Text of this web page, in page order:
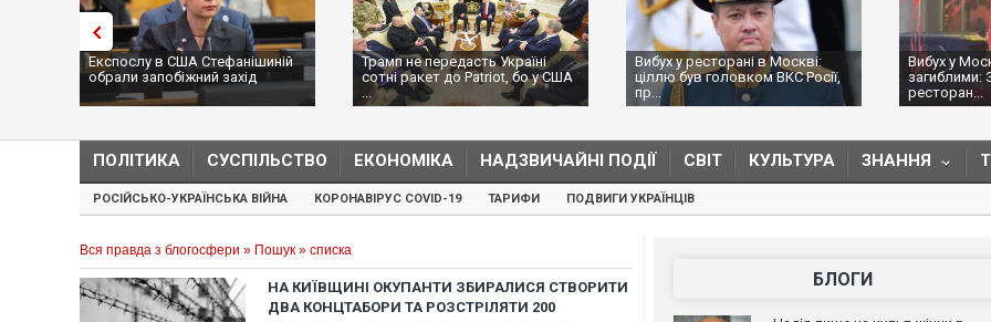
Експослу в США Стефанішиній
обрали запобіжний захід
Трамп не передасть Україні
сотні ракет до Patriot, бо у США
...
Вибух у ресторані в Москві:
ціллю був головком ВКС Росії,
пр...
Вибух у
загиблими:
ресторан...
ПОЛІТИКА СУСПІЛЬСТВО ЕКОНОМІКА НАДЗВИЧАЙНІ ПОДІЇ СВІТ КУЛЬТУРА ЗНАННЯ
РОСІЙСЬКО-УКРАЇНСЬКА ВІЙНА КОРОНАВІРУС COVID-19 ТАРИФИ ПОДВИГИ УКРАЇНЦІВ
Вся правда з блогосфери » Пошук » списка
НА КИЇВЩИНІ ОКУПАНТИ ЗБИРАЛИСЯ СТВОРИТИ
ДВА КОНЦТАБОРИ ТА РОЗСТРІЛЯТИ 200
БЛОГИ